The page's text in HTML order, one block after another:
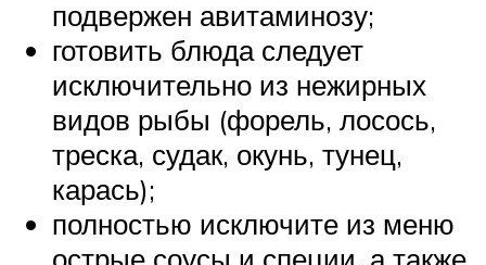
подвержен авитаминозу;
готовить блюда следует
исключительно из нежирных
видов рыбы (форель, лосось,
треска, судак, окунь, тунец,
карась);
полностью исключите из меню